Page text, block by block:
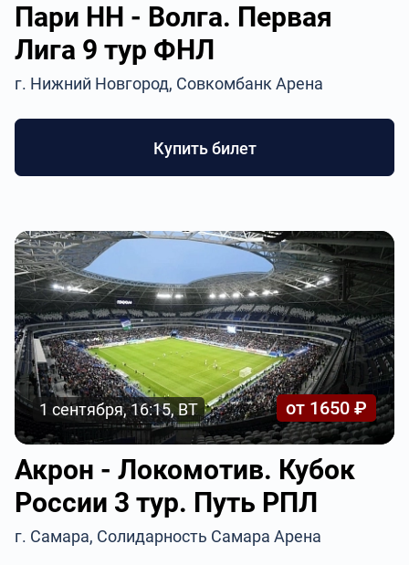
Пари НН - Волга. Первая
Лига 9 тур ФНЛ
г. Нижний Новгород, Совкомбанк Арена
Купить билет
1 сентября, 16:15, ВТ от 1650 ₽
Акрон - Локомотив. Кубок
России 3 тур. Путь РПЛ
г. Самара, Солидарность Самара Арена